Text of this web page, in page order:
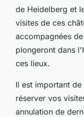
de Heidelberg et
visites de ces
accompagnées
plongeront dans
ces lieux.
Il est important
réserver vos
annulation de